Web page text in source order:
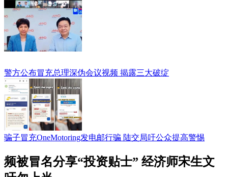
警方公布冒充总理深伪会议视频 揭露三大破绽
骗子冒充OneMotoring发电邮行骗 陆交局吁公众提高警惕
频被冒名分享“投资贴士” 经济师宋生文